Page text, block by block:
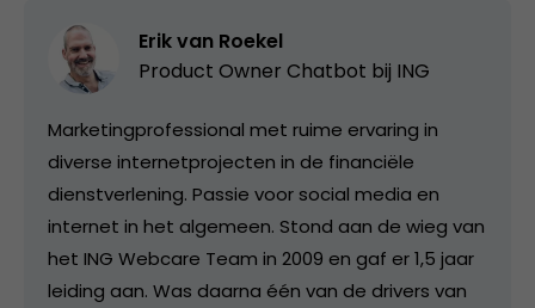
Erik van Roekel
Product Owner Chatbot bij ING
Marketingprofessional met ruime ervaring in
diverse internetprojecten in de financiële
dienstverlening. Passie voor social media en
internet in het algemeen. Stond aan de wieg van
het ING Webcare Team in 2009 en gaf er 1,5 jaar
leiding aan. Was daarna één van de drivers van